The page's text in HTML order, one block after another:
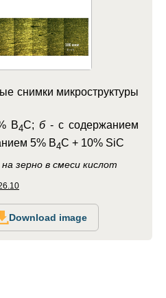
снимки микроструктуры
B4C; б- с содержанием
5% B4C + 10% SiC
зерно в смеси кислот
Download image